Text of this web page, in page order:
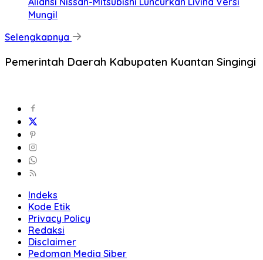
Mungil
Selengkapnya
Pemerintah Daerah Kabupaten Kuantan Singingi
Indeks
Kode Etik
Privacy Policy
Redaksi
Disclaimer
Pedoman Media Siber